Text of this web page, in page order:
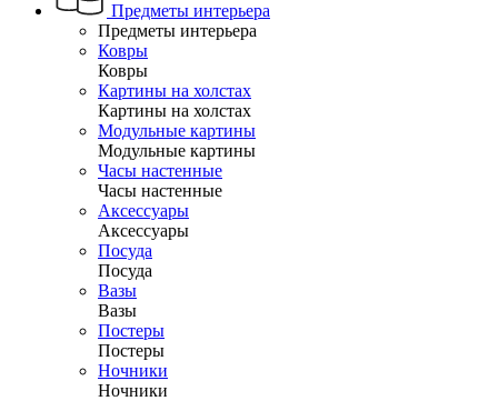
Предметы интерьера
Предметы интерьера
Ковры
Ковры
Картины на холстах
Картины на холстах
Модульные картины
Модульные картины
Часы настенные
Часы настенные
Аксессуары
Аксессуары
Посуда
Посуда
Вазы
Вазы
Постеры
Постеры
Ночники
Ночники